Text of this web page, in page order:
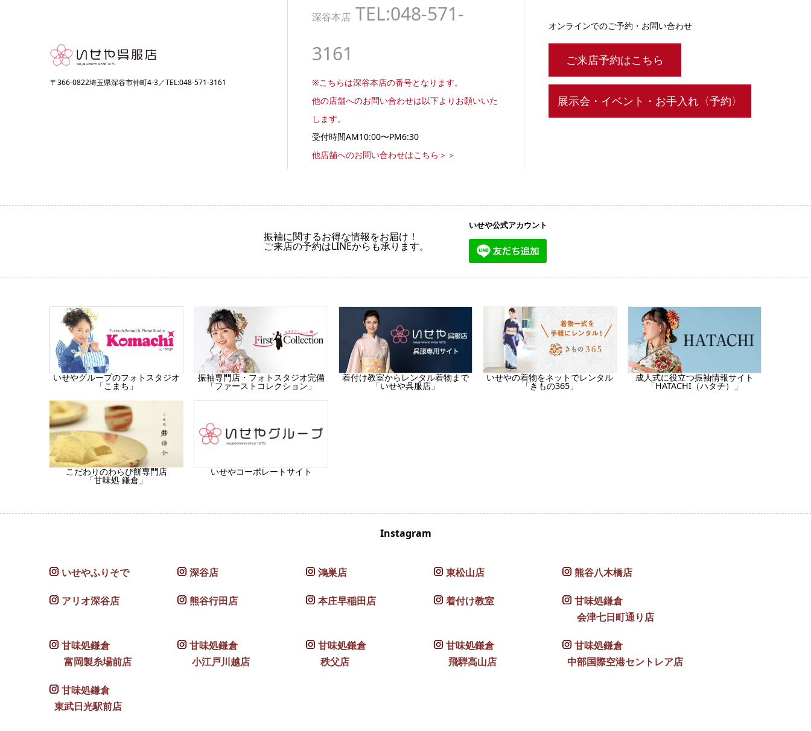
〒366-0822埼玉県深谷市仲町4-3／TEL:048-571-3161
深谷本店TEL:048-571-
3161
※こちらは深谷本店の番号となります。
他の店舗へのお問い合わせは以下よりお願いいた
します。
受付時間AM10:00〜PM6:30
他店舗へのお問い合わせはこちら＞＞
オンラインでのご予約・お問い合わせ
ご来店予約はこちら
展示会・イベント・お手入れ〈予約〉
振袖に関するお得な情報をお届け！
ご来店の予約はLINEからも承ります。
いせや公式アカウント
いせやグループのフォトスタジオ
「こまち」
振袖専門店・フォトスタジオ完備
「ファーストコレクション」
着付け教室からレンタル着物まで
「いせや呉服店」
いせやの着物をネットでレンタル
「きもの365」
成人式に役立つ振袖情報サイト
「HATACHI（ハタチ）」
こだわりのわらび餅専門店
「甘味処 鎌倉」
いせやコーポレートサイト
Instagram
いせやふりそで 深谷店 鴻巣店 東松山店 熊谷八木橋店
アリオ深谷店 熊谷行田店 本庄早稲田店 着付け教室
甘味処鎌倉
会津七日町通り店
甘味処鎌倉
富岡製糸場前店
甘味処鎌倉
小江戸川越店
甘味処鎌倉
秩父店
甘味処鎌倉
飛騨高山店
甘味処鎌倉
中部国際空港セントレア店
甘味処鎌倉
東武日光駅前店